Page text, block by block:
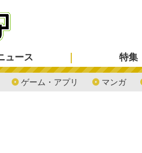
ュース
ゲーム・アプリ マンガ
特集